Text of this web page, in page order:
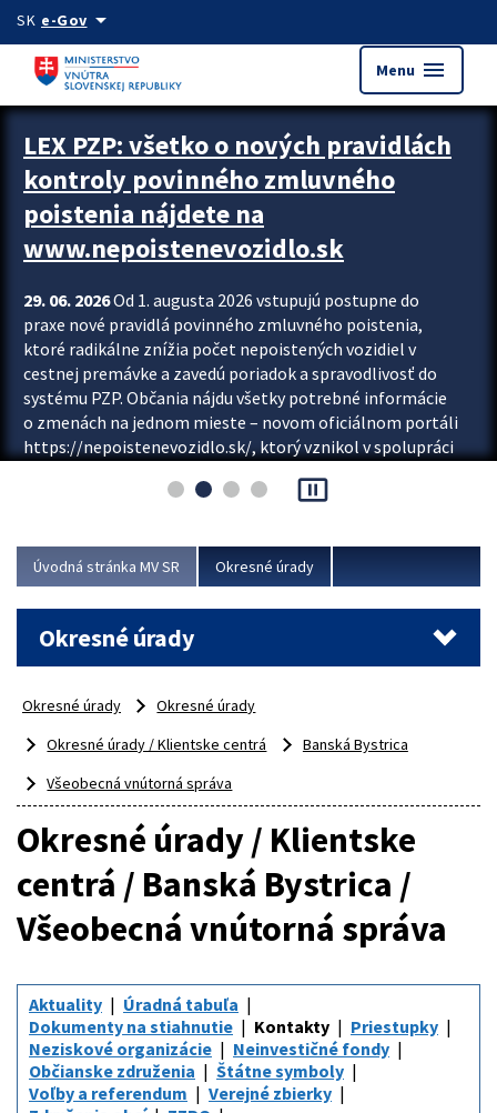
Preskocit na hlavný obsah
SK e-Govarrow_drop_down
Menu menu
Zastavit automatický posun upútavok
LEX PZP: všetko o nových pravidlách
kontroly povinného zmluvného
poistenia nájdete na
www.nepoistenevozidlo.sk
29. 06. 2026Od 1. augusta 2026 vstupujú postupne do
praxe nové pravidlá povinného zmluvného poistenia,
ktoré radikálne znížia počet nepoistených vozidiel v
cestnej premávke a zavedú poriadok a spravodlivosť do
systému PZP. Občania nájdu všetky potrebné informácie
o zmenách na jednom mieste – novom oficiálnom portáli
https://nepoistenevozidlo.sk/, ktorý vznikol v spolupráci
asociácie poisťovní (SLASPO) a Ministerstva vnútra SR.
Viac
pause_presentation
Úvodná stránka MV SR Okresné úrady
Okresné úrady
Okresné úrady
Okresné úrady
Okresné úrady / Klientske centrá
Banská Bystrica
Všeobecná vnútorná správa
Okresné úrady / Klientske
centrá / Banská Bystrica /
Všeobecná vnútorná správa
Aktuality
Úradná tabuľa
Dokumenty na stiahnutie
Kontakty
Priestupky
Neziskové organizácie
Neinvestičné fondy
Občianske združenia
Štátne symboly
Voľby a referendum
Verejné zbierky